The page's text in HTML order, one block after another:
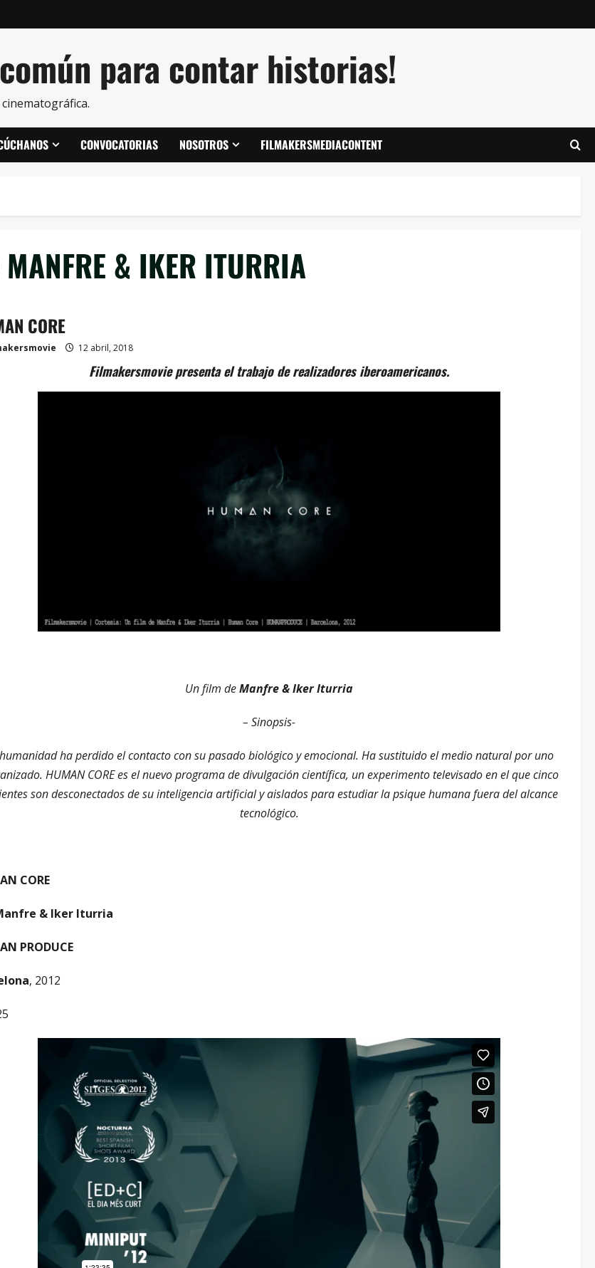
para contar historias!
CONVOCATORIAS NOSOTROS FILMAKERSMEDIACONTENT
MANFRE & IKER ITURRIA
CORE
12 abril, 2018
Filmakersmovie presenta el trabajo de realizadores iberoamericanos.
Un film deManfre & Iker Iturria
– Sinopsis-
ha perdido el contacto con su pasado biológico y emocional. Ha sustituido el medio natural por uno
HUMAN CORE es el nuevo programa de divulgación científica, un experimento televisado en el que cinco
son desconectados de su inteligencia artificial y aislados para estudiar la psique humana fuera del alcance
tecnológico.
CORE
& Iker Iturria
PRODUCE
, 2012